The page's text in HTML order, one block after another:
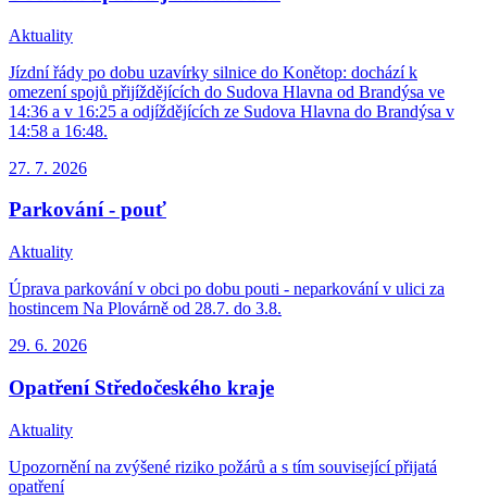
Aktuality
Jízdní řády po dobu uzavírky silnice do Konětop: dochází k
omezení spojů přijíždějících do Sudova Hlavna od Brandýsa ve
14:36 a v 16:25 a odjíždějících ze Sudova Hlavna do Brandýsa v
14:58 a 16:48.
27. 7. 2026
Parkování - pouť
Aktuality
Úprava parkování v obci po dobu pouti - neparkování v ulici za
hostincem Na Plovárně od 28.7. do 3.8.
29. 6. 2026
Opatření Středočeského kraje
Aktuality
Upozornění na zvýšené riziko požárů a s tím související přijatá
opatření